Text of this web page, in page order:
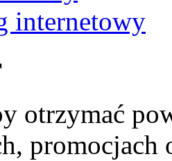
internetowy
otrzymać
promocjach